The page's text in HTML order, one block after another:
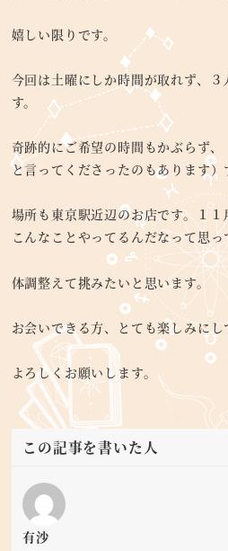
嬉しい限りです。
今回は土曜にしか時間が取れず、
す。
奇跡的にご希望の時間もかぶらず
と言ってくださったのもあります）
場所も東京駅近辺のお店です。１
こんなことやってるんだなって思っ
体調整えて挑みたいと思います。
お会いできる方、とても楽しみにし
よろしくお願いします。
この記事を書いた人
有沙